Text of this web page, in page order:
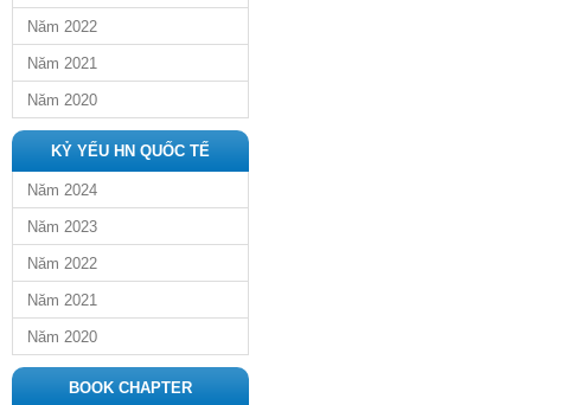
Năm 2022
Năm 2021
Năm 2020
KỶ YẾU HN QUỐC TẾ
Năm 2024
Năm 2023
Năm 2022
Năm 2021
Năm 2020
BOOK CHAPTER